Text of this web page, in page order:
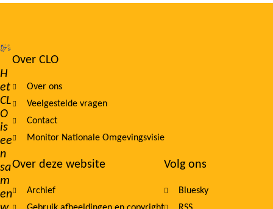
H
et
CL
O
is
ee
n
sa
m
en
Footer
navigation
Over CLO
Over ons
Veelgestelde vragen
Contact
Monitor Nationale Omgevingsvisie
Over deze website
Archief
Volg ons
Bluesky